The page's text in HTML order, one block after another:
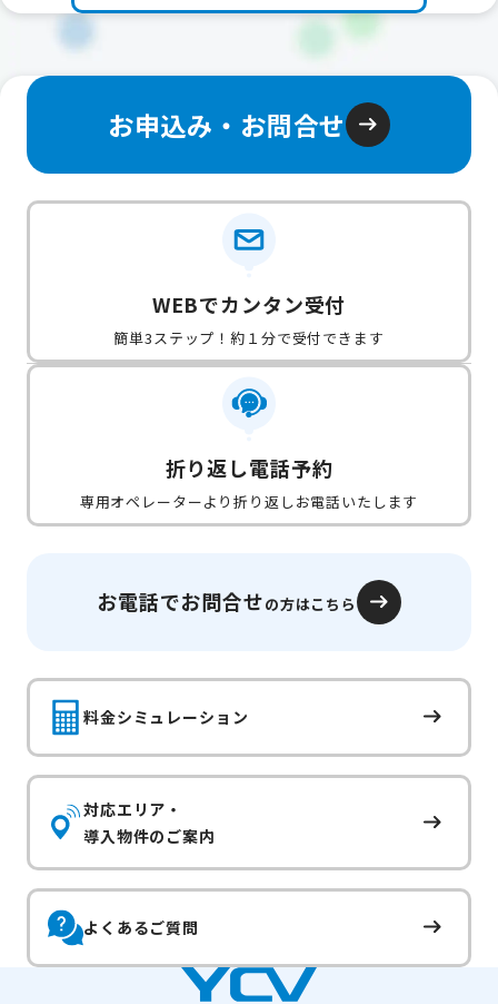
お申込み・お問合せ
WEBでカンタン受付
簡単3ステップ！約１分で受付できます
折り返し電話予約
専用オペレーターより折り返しお電話いたします
お電話でお問合せの方はこちら
料金シミュレーション
対応エリア・
導入物件のご案内
よくあるご質問